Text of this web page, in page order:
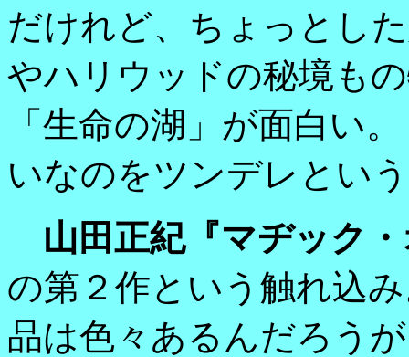
だけれど、ちょっとし
やハリウッドの秘境も
「生命の湖」が面白い
いなのをツンデレとい
山田正紀『マヂック
の第２作という触れ込
品は色々あるんだろう